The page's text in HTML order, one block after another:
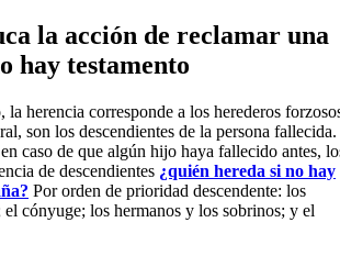
la acción de reclamar una
hay testamento
la herencia corresponde a los herederos
son los descendientes de la persona fallecida.
caso de que algún hijo haya fallecido antes,
de descendientes ¿quién hereda si no hay
Por orden de prioridad descendente: los
el cónyuge; los hermanos y los sobrinos; y el